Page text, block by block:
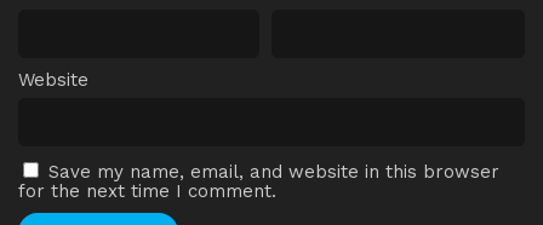
Website
Save my name, email, and website in this browser
for the next time I comment.